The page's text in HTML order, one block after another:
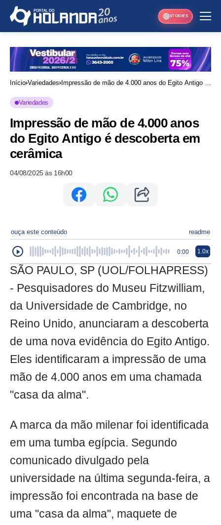
STORIES
Início Variedades Impressão de mão de 4.000 anos do Egito Antigo é
Variedades
Impressão de mão de 4.000 anos
do Egito Antigo é descoberta em
cerâmica
04/08/2025 às 16h00
ouça este conteúdo readme
0:00 1.0x
SÃO PAULO, SP (UOL/FOLHAPRESS)
- Pesquisadores do Museu Fitzwilliam,
da Universidade de Cambridge, no
Reino Unido, anunciaram a descoberta
de uma nova evidência do Egito Antigo.
Eles identificaram a impressão de uma
mão de 4.000 anos em uma chamada
"casa da alma".
A marca da mão milenar foi identificada
em uma tumba egípcia. Segundo
comunicado divulgado pela
universidade na última segunda-feira, a
impressão foi encontrada na base de
uma "casa da alma", maquete de